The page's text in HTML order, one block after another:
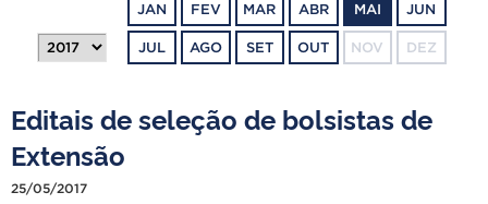
OUVIDORIA
TELEFONES
JAN FEV MAR ABR MAI JUN
JUL AGO SET OUT NOV DEZ
Editais de seleção de bolsistas de
Extensão
25/05/2017